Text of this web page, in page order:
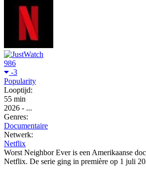
986
-3
Popularity
Looptijd:
55 min
2026 - ...
Genres:
Documentaire
Netwerk:
Netflix
Worst Neighbor Ever is een Amerikaanse
Netflix. De serie ging in première op 1 juli